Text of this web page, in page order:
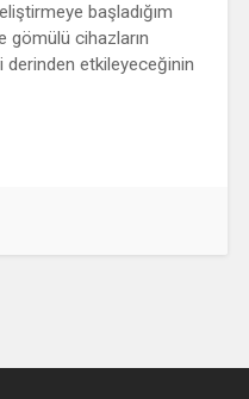
başladığım
gömülü cihazların
derinden etkileyeceğinin